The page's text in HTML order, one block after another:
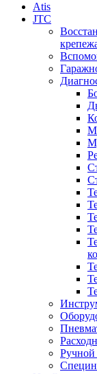
Atis
JTC
Ручной